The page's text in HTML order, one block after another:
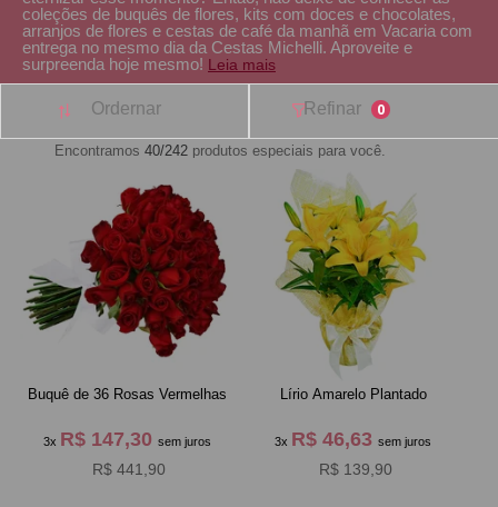
coleções de buquês de flores, kits com doces e chocolates,
arranjos de flores e cestas de café da manhã em Vacaria com
entrega no mesmo dia da Cestas Michelli. Aproveite e
surpreenda hoje mesmo! Leia mais
Refinar 0
Ordernar
Encontramos40/242 produtos especiais para você.
Buquê de 36 Rosas Vermelhas
3x R$ 147,30 sem juros
R$ 441,90
Lírio Amarelo Plantado
3x R$ 46,63sem juros
R$ 139,90